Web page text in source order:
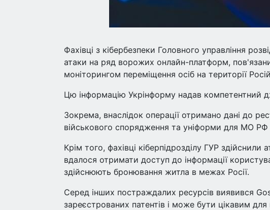
Фахівці з кібербезпеки Головного управління
атаки на ряд ворожих онлайн-платформ,
моніторингом переміщення осіб на території
Цю інформацію Укрінформу надав компетентний
Зокрема, внаслідок операції отримано дані до
військового спорядження та уніформи для МО
Крім того, фахівці кіберпідрозділу ГУР
вдалося отримати доступ до інформації
здійснюють бронювання житла в межах Росії.
Серед інших постраждалих ресурсів виявився
зареєстрованих патентів і може бути цікавим для